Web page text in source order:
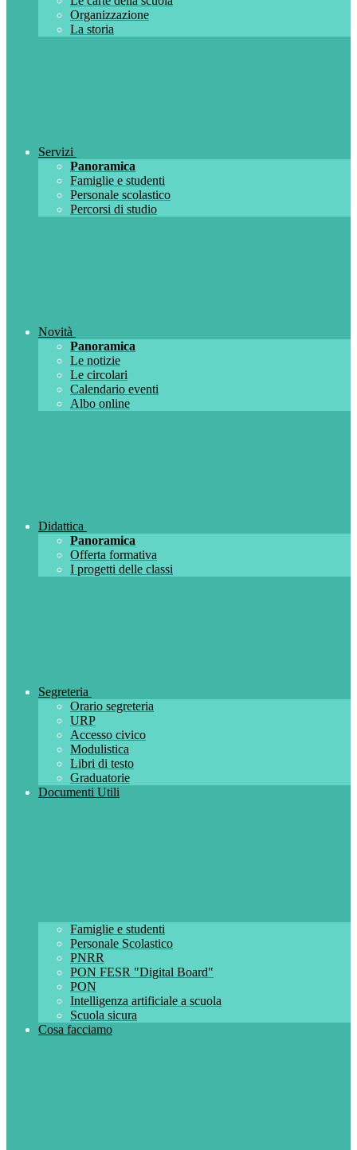
Organizzazione
La storia
Servizi
Panoramica
Famiglie e studenti
Personale scolastico
Percorsi di studio
Novità
Panoramica
Le notizie
Le circolari
Calendario eventi
Albo online
Didattica
Panoramica
Offerta formativa
I progetti delle classi
Segreteria
Orario segreteria
URP
Accesso civico
Modulistica
Libri di testo
Graduatorie
Documenti Utili
Famiglie e studenti
Personale Scolastico
PNRR
PON FESR "Digital Board"
PON
Intelligenza artificiale a scuola
Scuola sicura
Cosa facciamo